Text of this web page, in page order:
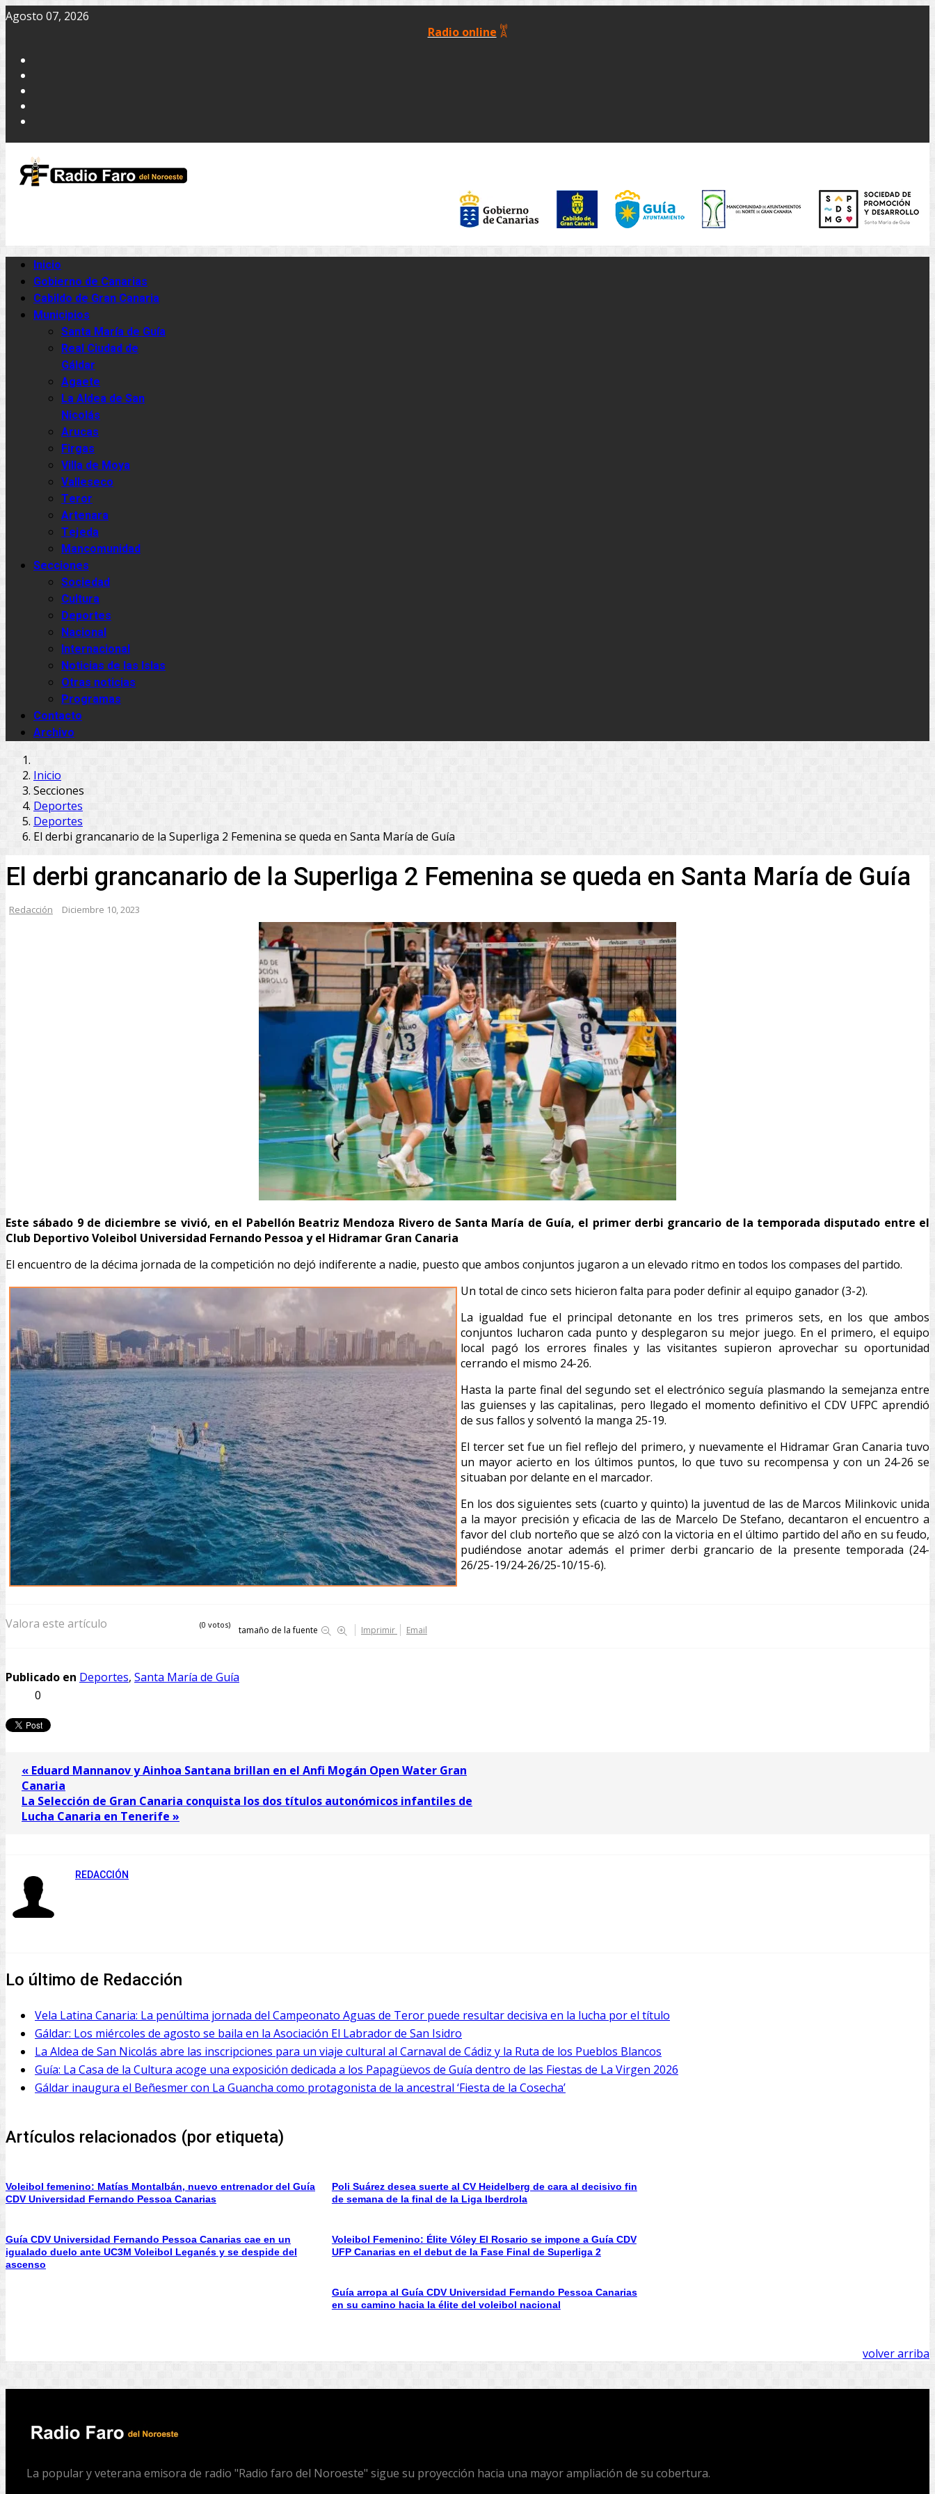
Agosto 07, 2026
Radio online
Inicio
Gobierno de Canarias
Cabildo de Gran Canaria
Municipios
Santa María de Guía
Real Ciudad de
Gáldar
Agaete
La Aldea de San
Nicolás
Arucas
Firgas
Villa de Moya
Valleseco
Teror
Artenara
Tejeda
Mancomunidad
Secciones
Sociedad
Cultura
Deportes
Nacional
Internacional
Noticias de las Islas
Otras noticias
Programas
Contacto
Archivo
Inicio
Secciones
Deportes
Deportes
El derbi grancanario de la Superliga 2 Femenina se queda en Santa María de Guía
El derbi grancanario de la Superliga 2 Femenina se queda en Santa María de Guía
Redacción Diciembre 10, 2023
Este sábado 9 de diciembre se vivió, en el Pabellón Beatriz Mendoza Rivero de Santa María de Guía, el primer derbi grancario de la temporada disputado entre el
Club Deportivo Voleibol Universidad Fernando Pessoa y el Hidramar Gran Canaria
El encuentro de la décima jornada de la competición no dejó indiferente a nadie, puesto que ambos conjuntos jugaron a un elevado ritmo en todos los compases del partido.
Un total de cinco sets hicieron falta para poder definir al equipo ganador (3-2).
La igualdad fue el principal detonante en los tres primeros sets, en los que ambos
conjuntos lucharon cada punto y desplegaron su mejor juego. En el primero, el equipo
local pagó los errores finales y las visitantes supieron aprovechar su oportunidad
cerrando el mismo 24-26.
Hasta la parte final del segundo set el electrónico seguía plasmando la semejanza entre
las guienses y las capitalinas, pero llegado el momento definitivo el CDV UFPC aprendió
de sus fallos y solventó la manga 25-19.
El tercer set fue un fiel reflejo del primero, y nuevamente el Hidramar Gran Canaria tuvo
un mayor acierto en los últimos puntos, lo que tuvo su recompensa y con un 24-26 se
situaban por delante en el marcador.
En los dos siguientes sets (cuarto y quinto) la juventud de las de Marcos Milinkovic unida
a la mayor precisión y eficacia de las de Marcelo De Stefano, decantaron el encuentro a
favor del club norteño que se alzó con la victoria en el último partido del año en su feudo,
pudiéndose anotar además el primer derbi grancario de la presente temporada (24-
26/25-19/24-26/25-10/15-6).
Valora este artículo (0 votos) tamaño de la fuente Imprimir Email
Publicado en Deportes, Santa María de Guía
0
« Eduard Mannanov y Ainhoa ​​Santana brillan en el Anfi Mogán Open Water Gran
Canaria
La Selección de Gran Canaria conquista los dos títulos autonómicos infantiles de
Lucha Canaria en Tenerife »
REDACCIÓN
Lo último de Redacción
Vela Latina Canaria: La penúltima jornada del Campeonato Aguas de Teror puede resultar decisiva en la lucha por el título
Gáldar: Los miércoles de agosto se baila en la Asociación El Labrador de San Isidro
La Aldea de San Nicolás abre las inscripciones para un viaje cultural al Carnaval de Cádiz y la Ruta de los Pueblos Blancos
Guía: La Casa de la Cultura acoge una exposición dedicada a los Papagüevos de Guía dentro de las Fiestas de La Virgen 2026
Gáldar inaugura el Beñesmer con La Guancha como protagonista de la ancestral ‘Fiesta de la Cosecha’
Artículos relacionados (por etiqueta)
Voleibol femenino: Matías Montalbán, nuevo entrenador del Guía
CDV Universidad Fernando Pessoa Canarias
Poli Suárez desea suerte al CV Heidelberg de cara al decisivo fin
de semana de la final de la Liga Iberdrola
Guía CDV Universidad Fernando Pessoa Canarias cae en un
igualado duelo ante UC3M Voleibol Leganés y se despide del
ascenso
Voleibol Femenino: Élite Vóley El Rosario se impone a Guía CDV
UFP Canarias en el debut de la Fase Final de Superliga 2
Guía arropa al Guía CDV Universidad Fernando Pessoa Canarias
en su camino hacia la élite del voleibol nacional
volver arriba
La popular y veterana emisora de radio "Radio faro del Noroeste" sigue su proyección hacia una mayor ampliación de su cobertura.